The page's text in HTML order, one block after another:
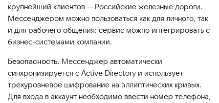
крупнейший клиентов — Российские железные дороги.
Мессенджером можно пользоваться как для личного, так
и для рабочего общения: сервис можно интегрировать с
бизнес-системами компании.
Безопасность. Мессенджер автоматически
синхронизируется с Active Directory и использует
трехуровневое шифрование на эллиптических кривых.
Для входа в аккаунт необходимо ввести номер телефона,